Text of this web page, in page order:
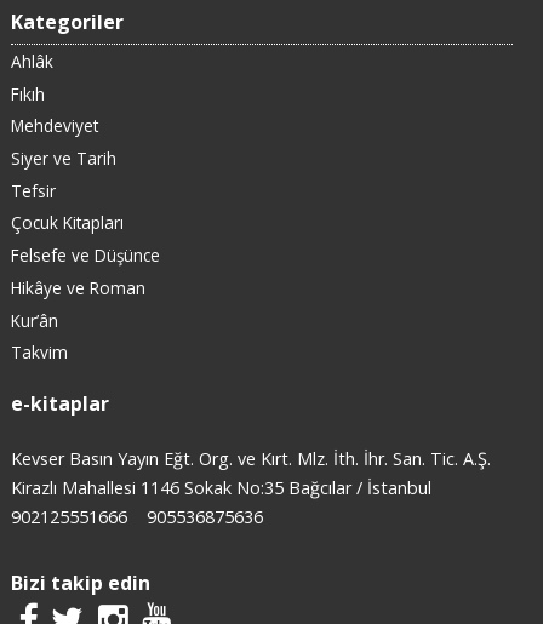
Kategoriler
Ahlâk
Fıkıh
Mehdeviyet
Siyer ve Tarih
Tefsir
Çocuk Kitapları
Felsefe ve Düşünce
Hikâye ve Roman
Kur’ân
Takvim
e-kitaplar
Kevser Basın Yayın Eğt. Org. ve Kırt. Mlz. İth. İhr. San. Tic. A.Ş.
Kirazlı Mahallesi 1146 Sokak No:35 Bağcılar / İstanbul
902125551666
905536875636
Bizi takip edin